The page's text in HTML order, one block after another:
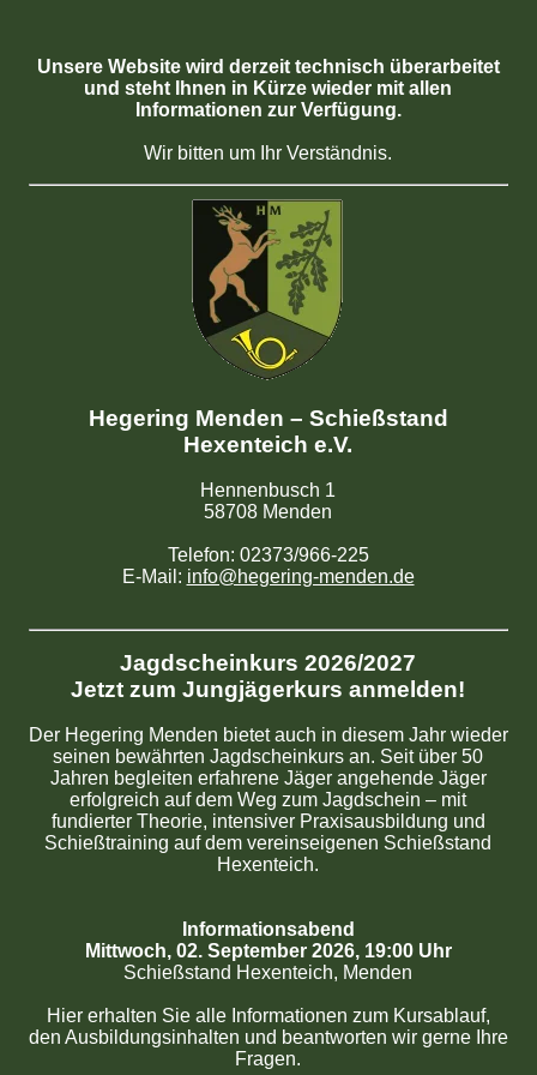
Unsere Website wird derzeit technisch überarbeitet
und steht Ihnen in Kürze wieder mit allen
Informationen zur Verfügung.
Wir bitten um Ihr Verständnis.
Hegering Menden – Schießstand
Hexenteich e.V.
Hennenbusch 1
58708 Menden
Telefon: 02373/966-225
E-Mail: info@hegering-menden.de
Jagdscheinkurs 2026/2027
Jetzt zum Jungjägerkurs anmelden!
Der Hegering Menden bietet auch in diesem Jahr wieder
seinen bewährten Jagdscheinkurs an. Seit über 50
Jahren begleiten erfahrene Jäger angehende Jäger
erfolgreich auf dem Weg zum Jagdschein – mit
fundierter Theorie, intensiver Praxisausbildung und
Schießtraining auf dem vereinseigenen Schießstand
Hexenteich.
Informationsabend
Mittwoch, 02. September 2026, 19:00 Uhr
Schießstand Hexenteich, Menden
Hier erhalten Sie alle Informationen zum Kursablauf,
den Ausbildungsinhalten und beantworten wir gerne Ihre
Fragen.